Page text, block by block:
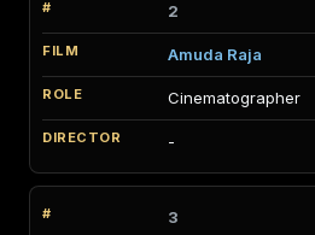
2
Amuda Raja
Cinematographer
-
3